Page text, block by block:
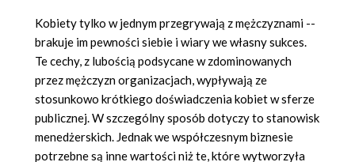
Kobiety tylko w jednym przegrywają z mężczyznami --
brakuje im pewności siebie i wiary we własny sukces.
Te cechy, z lubością podsycane w zdominowanych
przez mężczyzn organizacjach, wypływają ze
stosunkowo krótkiego doświadczenia kobiet w sferze
publicznej. W szczególny sposób dotyczy to stanowisk
menedżerskich. Jednak we współczesnym biznesie
potrzebne są inne wartości niż te, które wytworzyła